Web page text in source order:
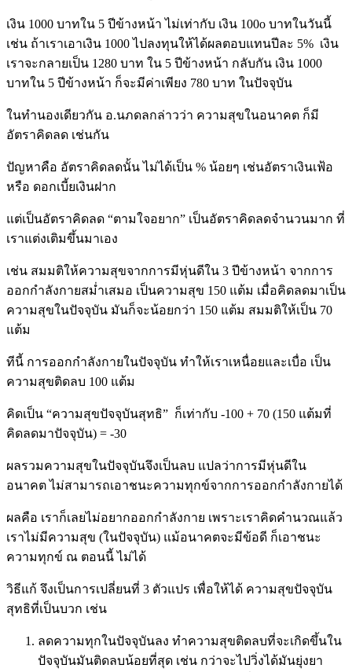
เงิน 1000 บาทใน 5 ปีข้างหน้า ไม่เท่ากับ เงิน 100o บาทในวันนี้
เช่น ถ้าเราเอาเงิน 1000 ไปลงทุนให้ได้ผลตอบแทนปีละ 5% เงิน
เราจะกลายเป็น 1280 บาท ใน 5 ปีข้างหน้า กลับกัน เงิน 1000
บาทใน 5 ปีข้างหน้า ก็จะมีค่าเพียง 780 บาท ในปัจจุบัน
ในทำนองเดียวกัน อ.นภดลกล่าวว่า ความสุขในอนาคต ก็มี
อัตราคิดลด เช่นกัน
ปัญหาคือ อัตราคิดลดนั้น ไม่ได้เป็น % น้อยๆ เช่นอัตราเงินเฟ้อ
หรือ ดอกเบี้ยเงินฝาก
แต่เป็นอัตราคิดลด “ตามใจอยาก” เป็นอัตราคิดลดจำนวนมาก ที่
เราแต่งเติมขึ้นมาเอง
เช่น สมมติให้ความสุขจากการมีหุ่นดีใน 3 ปีข้างหน้า จากการ
ออกกำลังกายสม่ำเสมอ เป็นความสุข 150 แต้ม เมื่อคิดลดมาเป็น
ความสุขในปัจจุบัน มันก็จะน้อยกว่า 150 แต้ม สมมติให้เป็น 70
แต้ม
ทีนี้ การออกกำลังกายในปัจจุบัน ทำให้เราเหนื่อยและเบื่อ เป็น
ความสุขติดลบ 100 แต้ม
คิดเป็น “ความสุขปัจจุบันสุทธิ” ก็เท่ากับ -100 + 70 (150 แต้มที่
คิดลดมาปัจจุบัน) = -30
ผลรวมความสุขในปัจจุบันจึงเป็นลบ แปลว่าการมีหุ่นดีใน
อนาคต ไม่สามารถเอาชนะความทุกข์จากการออกกำลังกายได้
ผลคือ เราก็เลยไม่อยากออกกำลังกาย เพราะเราคิดคำนวณแล้ว
เราไม่มีความสุข (ในปัจจุบัน) แม้อนาคตจะมีข้อดี ก็เอาชนะ
ความทุกข์ ณ ตอนนี้ ไม่ได้
วิธีแก้ จึงเป็นการเปลี่ยนที่ 3 ตัวแปร เพื่อให้ได้ ความสุขปัจจุบัน
สุทธิที่เป็นบวก เช่น
ลดความทุกในปัจจุบันลง ทำความสุขติดลบที่จะเกิดขึ้นใน
ปัจจุบันมันติดลบน้อยที่สุด เช่น กว่าจะไปวิ่งได้มันยุ่งยา